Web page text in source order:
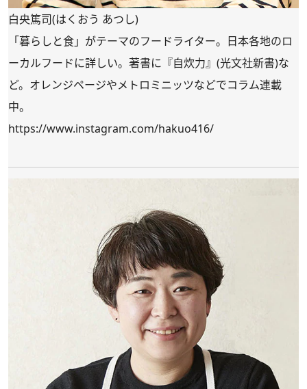
白央篤司(はくおう あつし)
「暮らしと食」がテーマのフードライター。日本各地のロ
ーカルフードに詳しい。著書に『自炊力』(光文社新書)な
ど。オレンジページやメトロミニッツなどでコラム連載
中。
https://www.instagram.com/hakuo416/